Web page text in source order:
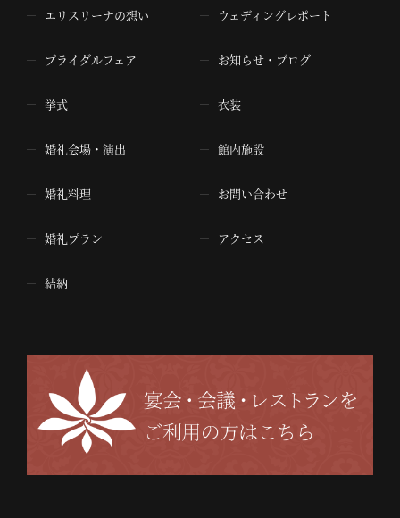
エリスリーナの想い
ブライダルフェア
挙式
婚礼会場・演出
婚礼料理
婚礼プラン
結納
ウェディングレポート
お知らせ・ブログ
衣装
館内施設
お問い合わせ
アクセス